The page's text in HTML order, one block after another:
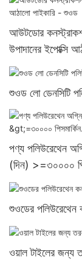
আউটডোর
উপাদানের ইপোক্সি
শুওড লো ডেনসিটি
পণ্য পলিউরেথেন
(দিন) >=৩০০০০
শুওডের
ওয়াল টাইলের জন্য